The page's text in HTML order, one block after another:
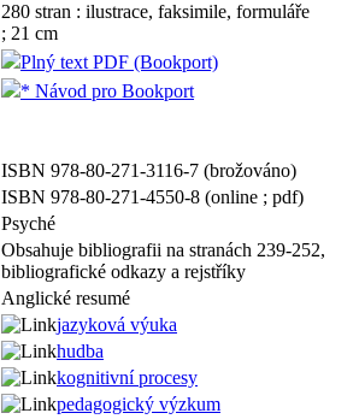
280 stran : ilustrace, faksimile, formuláře
; 21 cm
Plný text PDF (Bookport)
* Návod pro Bookport
ISBN 978-80-271-3116-7 (brožováno)
ISBN 978-80-271-4550-8 (online ; pdf)
Psyché
Obsahuje bibliografii na stranách 239-252,
bibliografické odkazy a rejstříky
Anglické resumé
jazyková výuka
hudba
kognitivní procesy
pedagogický výzkum